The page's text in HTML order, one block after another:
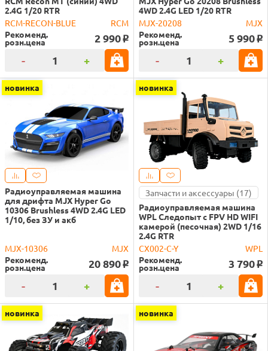
2.4G 1/20 RTR
RCM-RECON-BLUE
RCM
Рекоменд.
розн.цена 2 990 o
- +
4WD 2.4G LED 1/20 RTR
MJX-20208
MJX
Рекоменд.
розн.цена 5 990 o
- +
новинка
Радиоуправляемая машина
для дрифта MJX Hyper Go
10306 Brushless 4WD 2.4G LED
1/10, без ЗУ и акб
MJX-10306
MJX
Рекоменд.
розн.цена 20 890 o
- +
новинка
Запчасти и аксессуары (17)
Радиоуправляемая машина
WPL Следопыт с FPV HD WIFI
камерой (песочная) 2WD 1/16
2.4G RTR
CX002-C-Y
WPL
Рекоменд.
розн.цена 3 790 o
- +
новинка новинка